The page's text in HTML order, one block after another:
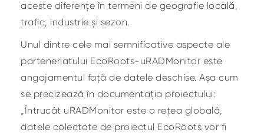
aceste diferențe în termeni de geografie locală,
trafic, industrie și sezon.
Unul dintre cele mai semnificative aspecte ale
parteneriatului EcoRoots-uRADMonitor este
angajamentul față de datele deschise. Așa cum
se precizează în documentația proiectului:
„Întrucât uRADMonitor este o rețea globală,
datele colectate de proiectul EcoRoots vor fi